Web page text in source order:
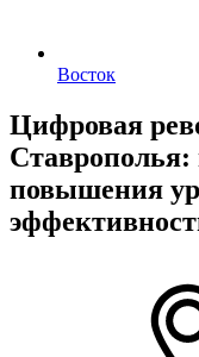
Восток
Цифровая
повышения